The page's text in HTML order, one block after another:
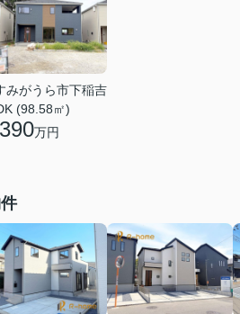
みがうら市下稲吉
(98.58㎡)
万円